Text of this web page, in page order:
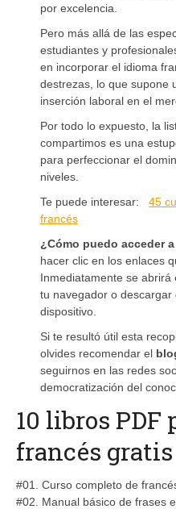
por excelencia.
Pero más allá de las
estudiantes y
en incorporar el idioma
destrezas, lo que supone
inserción laboral en el
Por todo lo expuesto, la
compartimos es una
para perfeccionar el
niveles.
Te puede interesar: 45
francés
¿Cómo puedo acceder
hacer clic en los enlaces
Inmediatamente se abrirá
tu navegador o
dispositivo.
Si te resultó útil esta
olvides recomendar el
seguirnos en las redes
democratización del
10 libros PDF
francés gratis
#01. Curso completo de
#02. Manual básico de frases